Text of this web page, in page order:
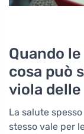
Quando
cosa può
viola
La salute
stesso vale per